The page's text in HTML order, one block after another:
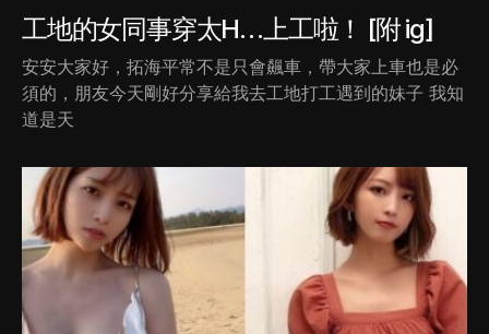
工地的女同事穿太H…上工啦！ [附 ig]
安安大家好，拓海平常不是只會飆車，帶大家上車也是必
須的，朋友今天剛好分享給我去工地打工遇到的妹子 我知
道是天